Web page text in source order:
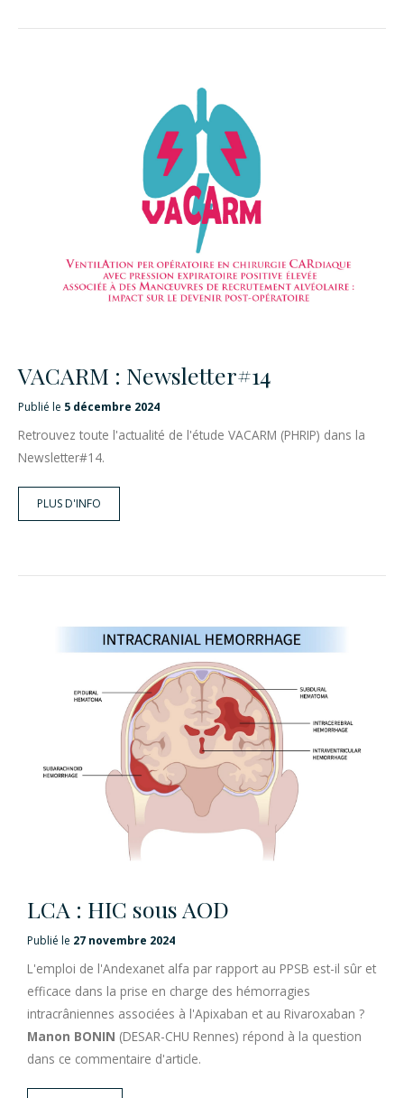
VACARM : Newsletter#14
Publié le 5 décembre 2024
Retrouvez toute l'actualité de l'étude VACARM (PHRIP) dans la
Newsletter#14.
PLUS D'INFO
LCA : HIC sous AOD
Publié le 27 novembre 2024
L'emploi de l'Andexanet alfa par rapport au PPSB est-il sûr et
efficace dans la prise en charge des hémorragies
intracrâniennes associées à l'Apixaban et au Rivaroxaban ?
Manon BONIN (DESAR-CHU Rennes) répond à la question
dans ce commentaire d'article.